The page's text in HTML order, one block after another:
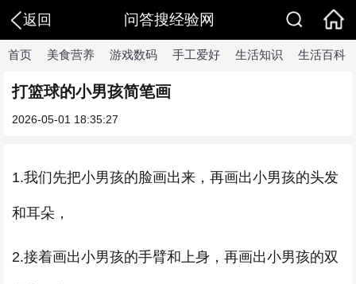
返回 问答搜经验网
首页 美食营养 游戏数码 手工爱好 生活知识 生活百科
打篮球的小男孩简笔画
2026-05-01 18:35:27
1.我们先把小男孩的脸画出来，再画出小男孩的头发
和耳朵，
2.接着画出小男孩的手臂和上身，再画出小男孩的双